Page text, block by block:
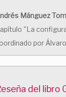
Mánguez
"La
por
del libro